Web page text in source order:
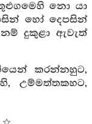
නො යා
හෝ දෙපසින්
දුකුළා ඇවැත්
කරන්නහුට,
උම්මත්තකහට,